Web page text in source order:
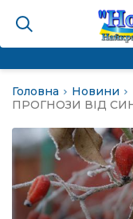
громада
Головна
Новини
ПРОГНОЗИ ВІД